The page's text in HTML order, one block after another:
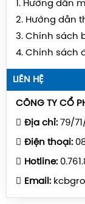
1. Hướng dẫn
2. Hướng dẫn
3. Chính sách
4. Chính sách
LIÊN HỆ
CÔNG TY CỔ
Địa chỉ: 79/
Điện thoại:
Hotline:
Email: